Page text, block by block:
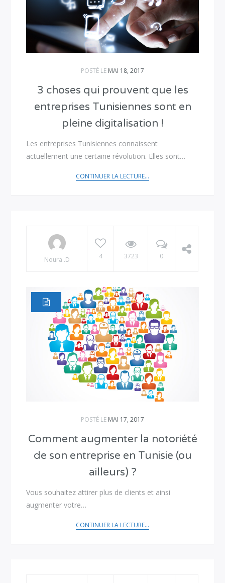
POSTÉ LE MAI 18, 2017
3 choses qui prouvent que les
entreprises Tunisiennes sont en
pleine digitalisation !
Les entreprises Tunisiennes connaissent
actuellement une certaine révolution. Elles sont…
CONTINUER LA LECTURE...
Noura .D 4 3723 0
POSTÉ LE MAI 17, 2017
Comment augmenter la notoriété
de son entreprise en Tunisie (ou
ailleurs) ?
Vous souhaitez attirer plus de clients et ainsi
augmenter votre…
CONTINUER LA LECTURE...